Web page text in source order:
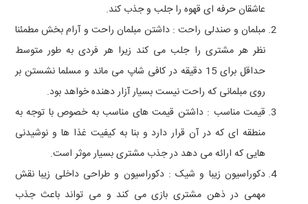
عاشقان حرفه ای قهوه را جلب و جذب کند.
مبلمان و صندلی راحت : داشتن مبلمان راحت و آرام بخش مطمئنا
نظر هر مشتری را جلب می کند زیرا هر فردی به طور متوسط
حداقل برای 15 دقیقه در کافی شاپ می ماند و مسلما نشستن بر
روی مبلمانی که راحت نیست بسیار آزار دهنده خواهد بود.
قیمت مناسب : داشتن قیمت های مناسب به خصوص با توجه به
منطقه ای که در آن قرار دارد و بنا به کیفیت غذا ها و نوشیدنی
هایی که ارائه می دهد در جذب مشتری بسیار موثر است.
دکوراسیون زیبا و شیک : دکوراسیون و طراحی داخلی زیبا نقش
مهمی در ذهن مشتری بازی می کند و می تواند باعث جذب